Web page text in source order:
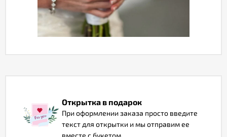
Политика
конфиденциальности
Открытка в подарок
При оформлении заказа просто введите
текст для открытки и мы отправим ее
вместе с букетом